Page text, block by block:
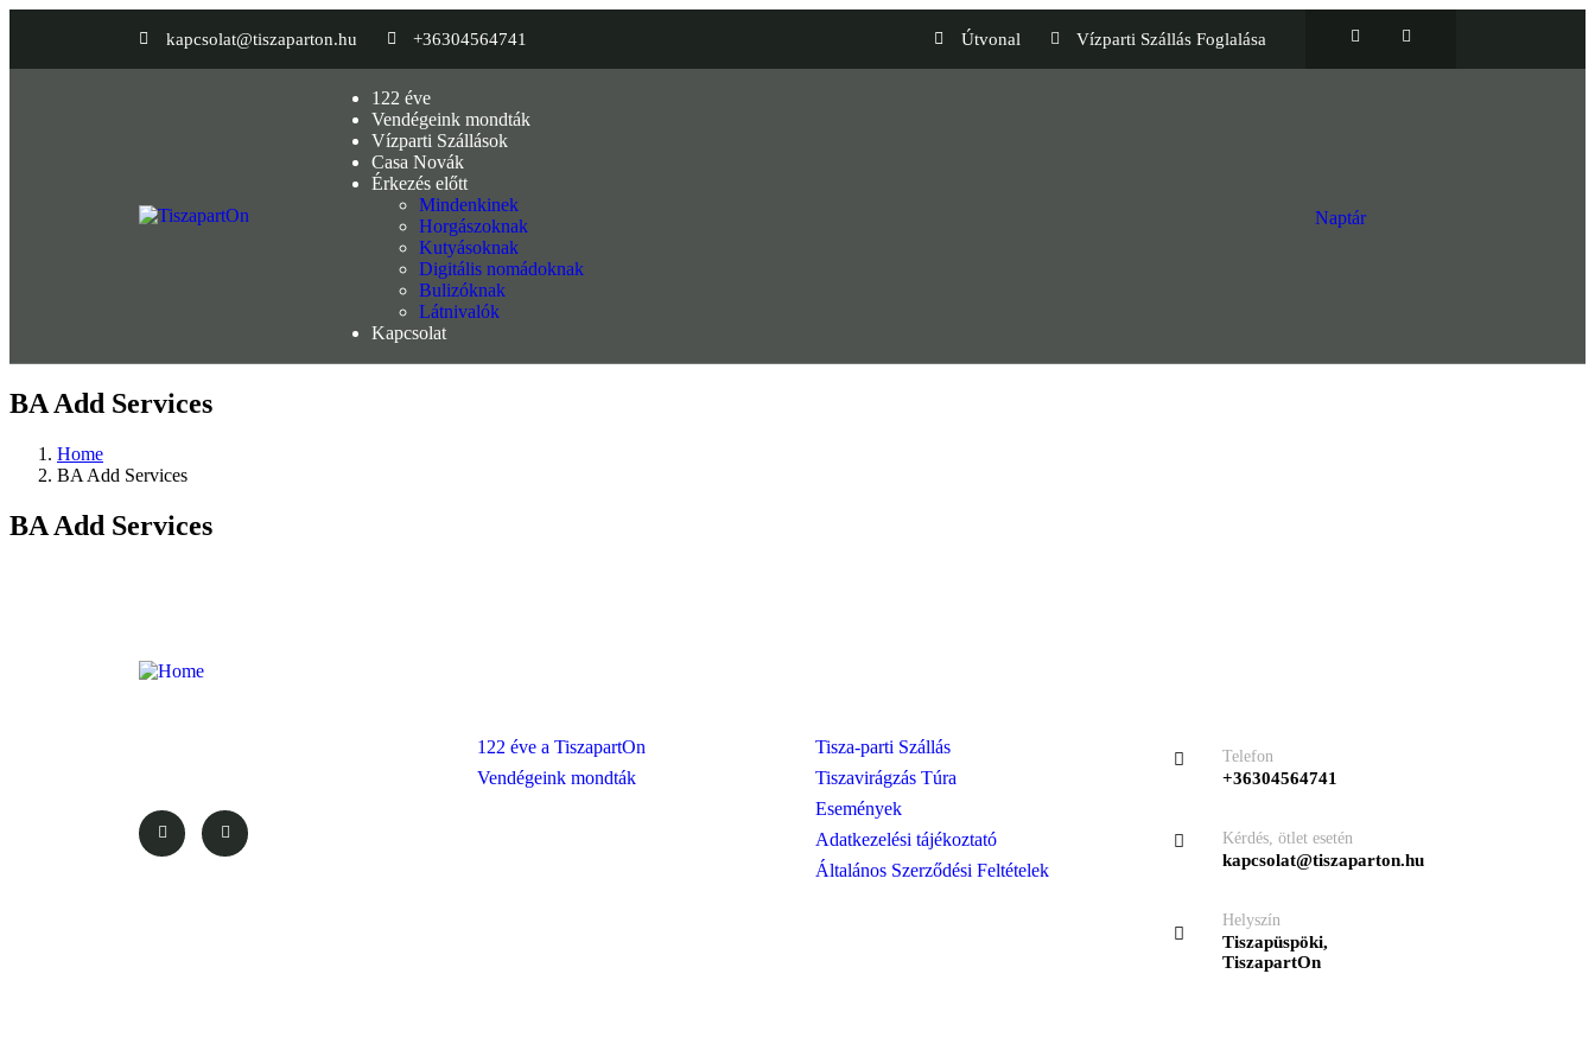
kapcsolat@tiszaparton.hu +36304564741 Útvonal Vízparti Szállás Foglalása
122 éve
Vendégeink mondták
Vízparti Szállások
Casa Novák
Érkezés előtt
Mindenkinek
Horgászoknak
Kutyásoknak
Digitális nomádoknak
Bulizóknak
Látnivalók
Kapcsolat
Naptár
BA Add Services
Home
BA Add Services
BA Add Services
122 éve a TiszapartOn
Vendégeink mondták
Tisza-parti Szállás
Tiszavirágzás Túra
Események
Adatkezelési tájékoztató
Általános Szerződési Feltételek
Telefon
+36304564741
Kérdés, ötlet esetén
kapcsolat@tiszaparton.hu
Helyszín
Tiszapüspöki,
TiszapartOn